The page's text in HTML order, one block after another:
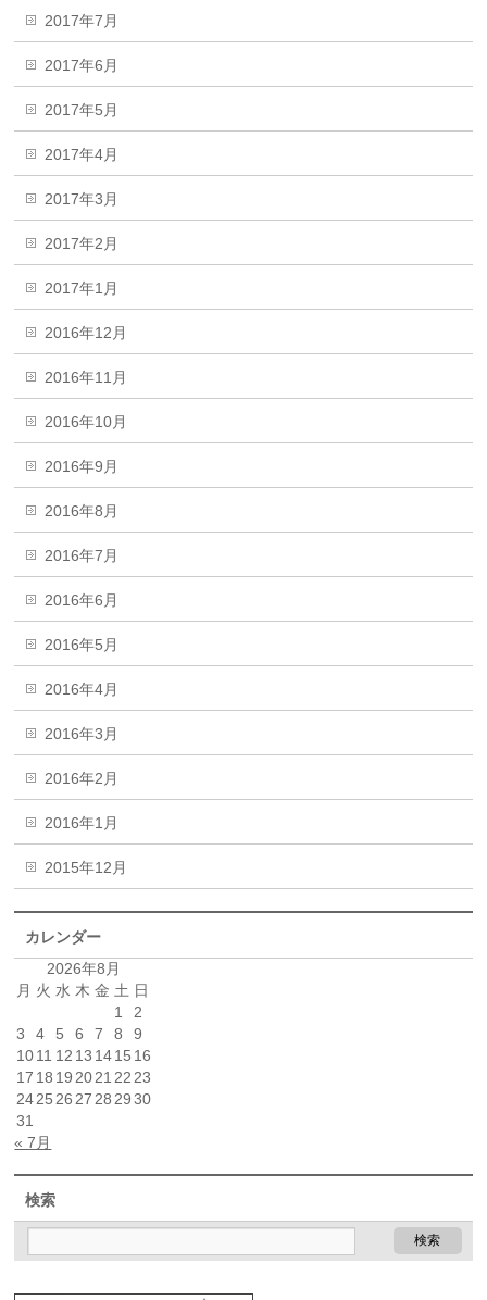
2017年7月
2017年6月
2017年5月
2017年4月
2017年3月
2017年2月
2017年1月
2016年12月
2016年11月
2016年10月
2016年9月
2016年8月
2016年7月
2016年6月
2016年5月
2016年4月
2016年3月
2016年2月
2016年1月
2015年12月
カレンダー
2026年8月
月 火 水 木 金 土 日
1
2
3
4 5 6 7 8
9
1011 12 13 1415 16
17 18 19 2021 22 23
2425 26 27 28 29 30
31
« 7月
検索